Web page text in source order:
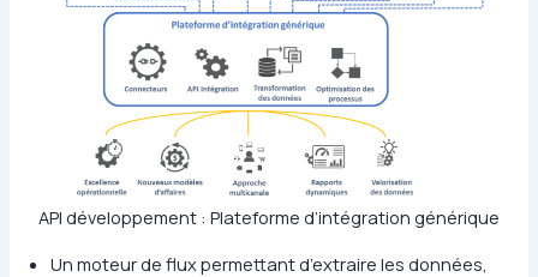
API développement : Plateforme d’intégration générique
Un moteur de flux permettant d’extraire les données,